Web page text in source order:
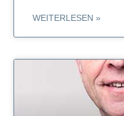
WEITERLESEN »